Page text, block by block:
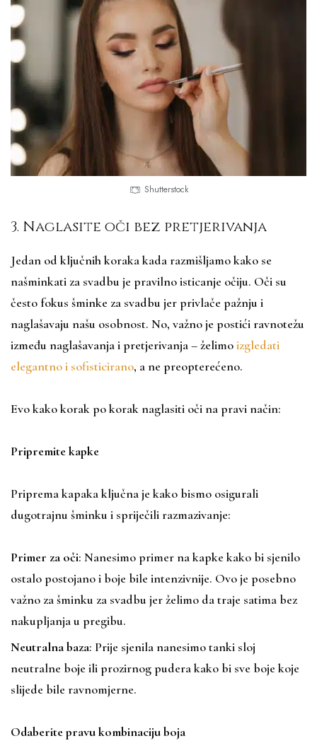
Shutterstock
3. Naglasite oči bez pretjerivanja
Jedan od ključnih koraka kada razmišljamo kako se
našminkati za svadbu je pravilno isticanje očiju. Oči su
često fokus šminke za svadbu jer privlače pažnju i
naglašavaju našu osobnost. No, važno je postići ravnotežu
između naglašavanja i pretjerivanja – želimoizgledati
elegantno i sofisticirano, a ne preopterećeno.
Evo kako korak po korak naglasiti oči na pravi način:
Pripremite kapke
Priprema kapaka ključna je kako bismo osigurali
dugotrajnu šminku i spriječili razmazivanje:
Primer za oči: Nanesimo primer na kapke kako bi sjenilo
ostalo postojano i boje bile intenzivnije. Ovo je posebno
važno za šminku za svadbu jer želimo da traje satima bez
nakupljanja u pregibu.
Neutralna baza: Prije sjenila nanesimo tanki sloj
neutralne boje ili prozirnog pudera kako bi sve boje koje
slijede bile ravnomjerne.
Odaberite pravu kombinaciju boja